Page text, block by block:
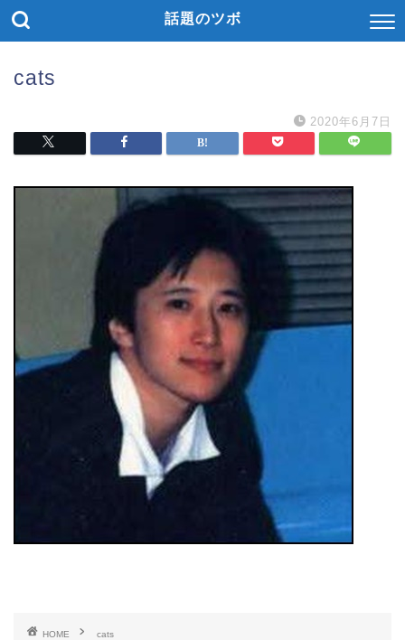
話題のツボ
cats
2020年6月7日
HOME cats